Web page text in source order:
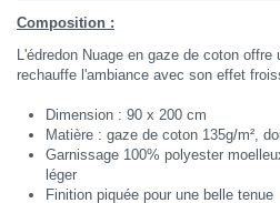
Composition :
L'édredon Nuage en gaze de coton
rechauffe l'ambiance avec son effet
Dimension : 90 x 200 cm
Matière : gaze de coton 135g/m²,
Garnissage 100% polyester
léger
Finition piquée pour une belle tenue